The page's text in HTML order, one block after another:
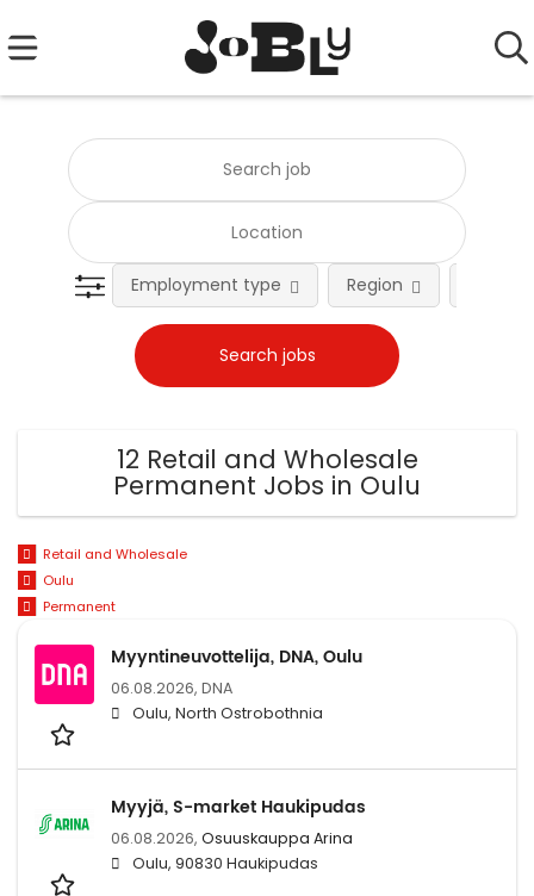
Employment type Region
12 Retail and Wholesale
Permanent Jobs in Oulu
Retail and Wholesale
Oulu
Permanent
Myyntineuvottelija, DNA, Oulu
06.08.2026, DNA
Oulu, North Ostrobothnia
Myyjä, S-market Haukipudas
06.08.2026, Osuuskauppa Arina
Oulu, 90830 Haukipudas